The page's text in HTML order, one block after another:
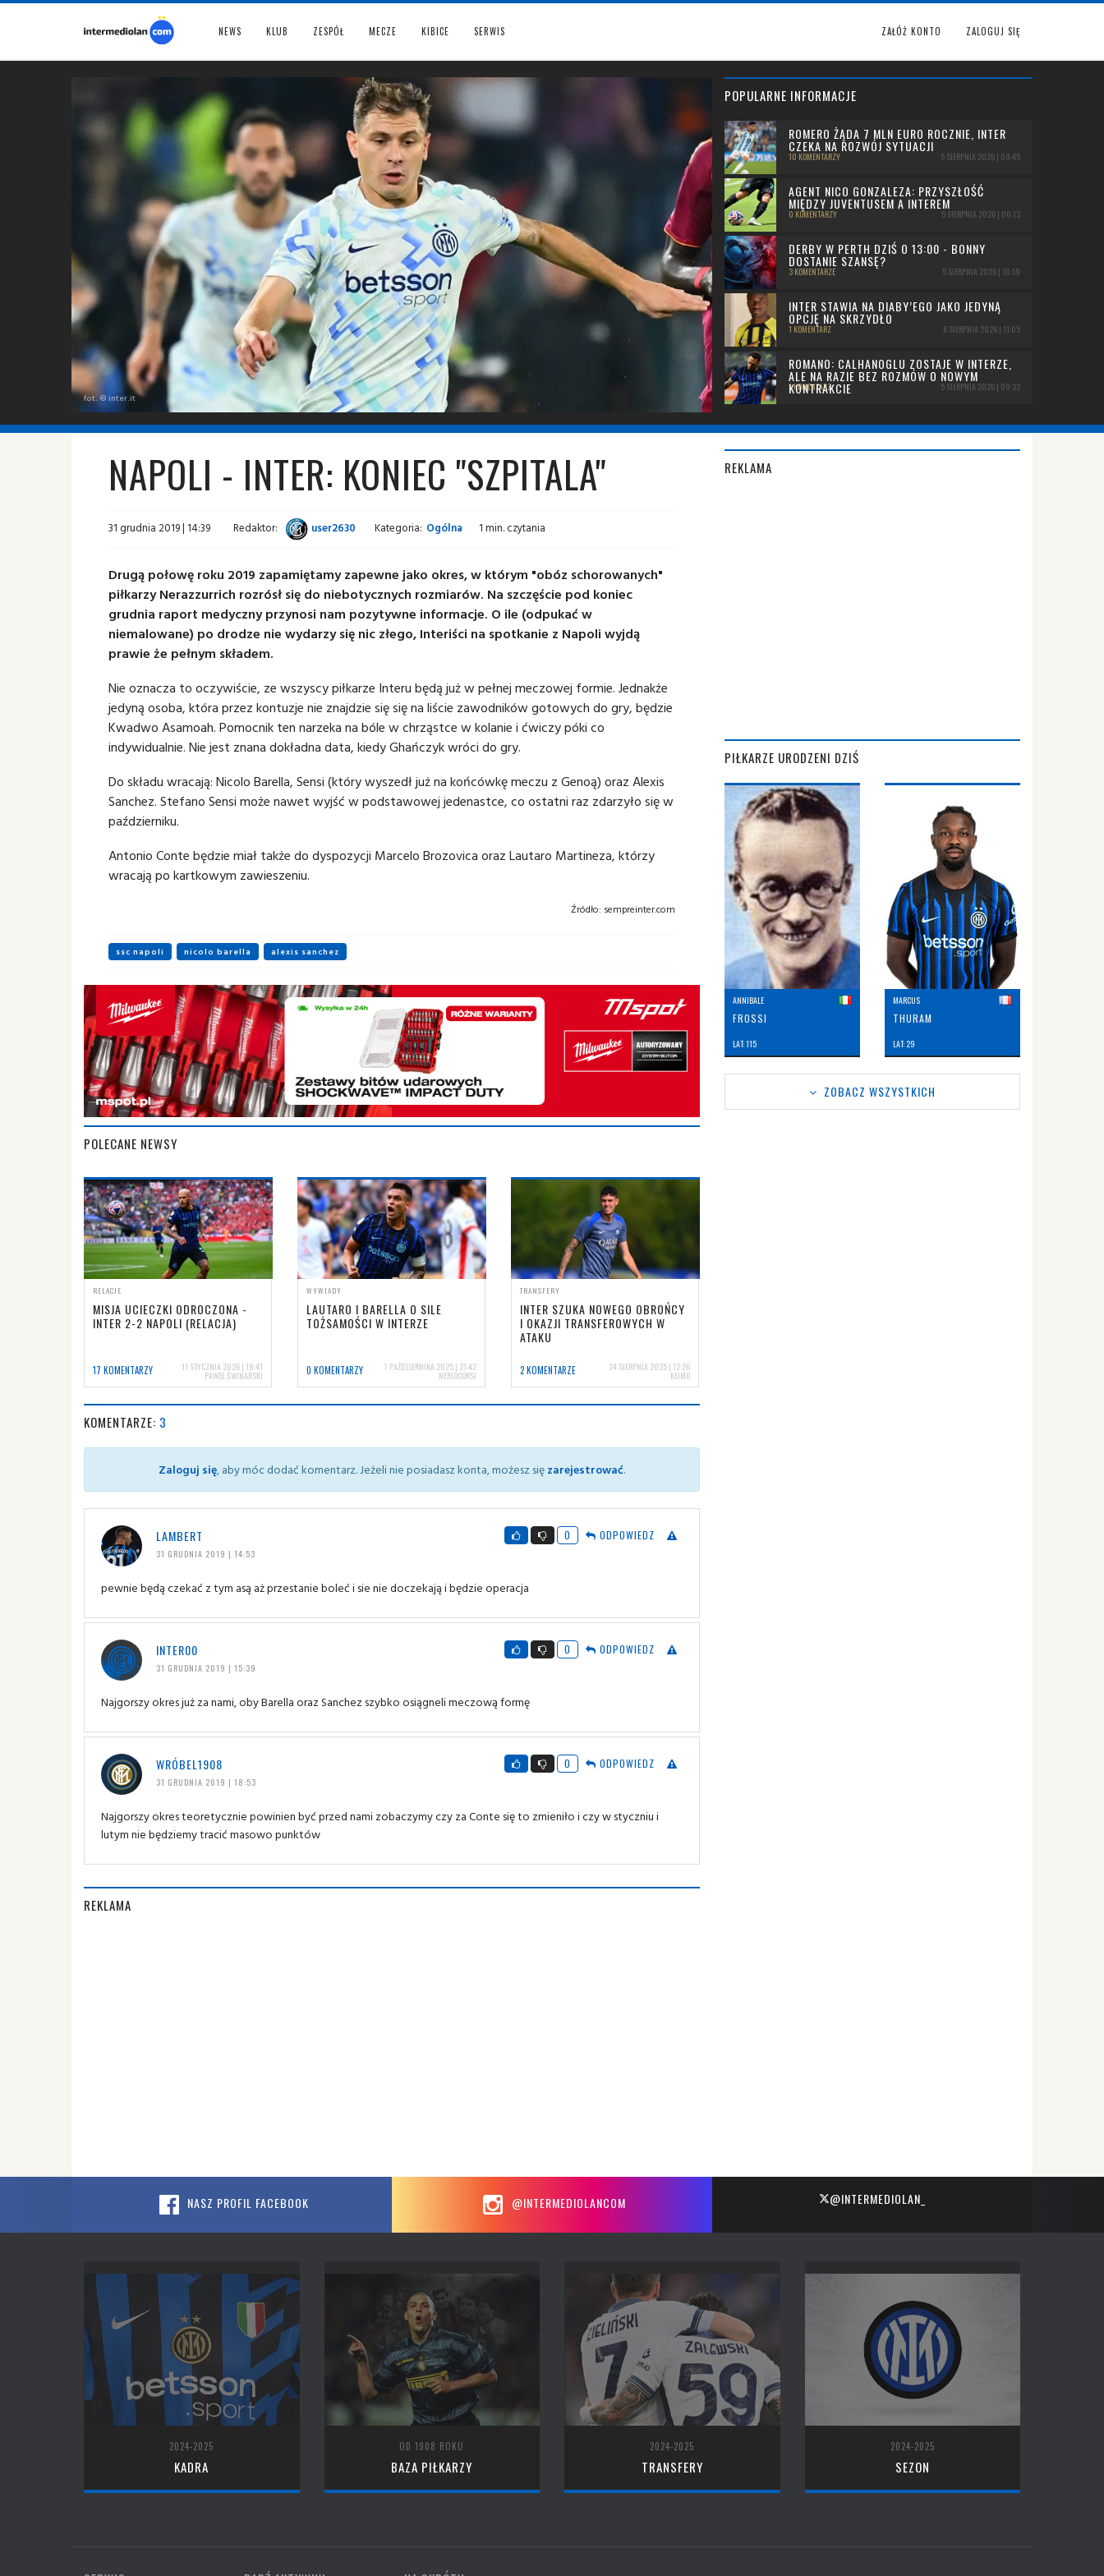
NEWS KLUB ZESPÓŁ MECZE KIBICE SERWIS ZAŁÓŻ KONTO ZALOGUJ SIĘ
fot. © inter.it
POPULARNE INFORMACJE
ROMERO ŻĄDA 7 MLN EURO ROCZNIE, INTER
CZEKA NA ROZWÓJ SYTUACJI
10 KOMENTARZY 5 SIERPNIA 2026 | 09:45
AGENT NICO GONZALEZA: PRZYSZŁOŚĆ
MIĘDZY JUVENTUSEM A INTEREM
0 KOMENTARZY 5 SIERPNIA 2026 | 00:13
DERBY W PERTH DZIŚ O 13:00 - BONNY
DOSTANIE SZANSĘ?
3 KOMENTARZE 5 SIERPNIA 2026 | 10:19
INTER STAWIA NA DIABY’EGO JAKO JEDYNĄ
OPCJĘ NA SKRZYDŁO
1 KOMENTARZ 6 SIERPNIA 2026 | 11:05
ROMANO: CALHANOGLU ZOSTAJE W INTERZE,
ALE NA RAZIE BEZ ROZMÓW O NOWYM
KONTRAKCIE
1 KOMENTARZ 5 SIERPNIA 2026 | 09:32
NAPOLI - INTER: KONIEC "SZPITALA"
31 grudnia 2019 | 14:39 Redaktor: user2630 Kategoria: Ogólna 1 min. czytania
Drugą połowę roku 2019 zapamiętamy zapewne jako okres, w którym "obóz schorowanych"
piłkarzy Nerazzurrich rozrósł się do niebotycznych rozmiarów. Na szczęście pod koniec
grudnia raport medyczny przynosi nam pozytywne informacje. O ile (odpukać w
niemalowane) po drodze nie wydarzy się nic złego, Interiści na spotkanie z Napoli wyjdą
prawie że pełnym składem.
Nie oznacza to oczywiście, ze wszyscy piłkarze Interu będą już w pełnej meczowej formie. Jednakże
jedyną osoba, która przez kontuzje nie znajdzie się się na liście zawodników gotowych do gry, będzie
Kwadwo Asamoah. Pomocnik ten narzeka na bóle w chrząstce w kolanie i ćwiczy póki co
indywidualnie. Nie jest znana dokładna data, kiedy Ghańczyk wróci do gry.
Do składu wracają: Nicolo Barella, Sensi (który wyszedł już na końcówkę meczu z Genoą) oraz Alexis
Sanchez. Stefano Sensi może nawet wyjść w podstawowej jedenastce, co ostatni raz zdarzyło się w
październiku.
Antonio Conte będzie miał także do dyspozycji Marcelo Brozovica oraz Lautaro Martineza, którzy
wracają po kartkowym zawieszeniu.
Źródło: sempreinter.com
ssc napoli nicolo barella alexis sanchez
POLECANE NEWSY
RELACJE
MISJA UCIECZKI ODROCZONA -
INTER 2-2 NAPOLI (RELACJA)
17 KOMENTARZY 11 STYCZNIA 2026 | 19:41
PAWEŁ ŚWINARSKI
WYWIADY
LAUTARO I BARELLA O SILE
TOŻSAMOŚCI W INTERZE
0 KOMENTARZY 7 PAŹDZIERNIKA 2025 | 21:42
NERIOCORSI
TRANSFERY
INTER SZUKA NOWEGO OBROŃCY
I OKAZJI TRANSFEROWYCH W
ATAKU
2 KOMENTARZE 24 SIERPNIA 2025 | 12:26
KEJMO
KOMENTARZE: 3
Zaloguj się, aby móc dodać komentarz. Jeżeli nie posiadasz konta, możesz sięzarejestrować.
LAMBERT
31 GRUDNIA 2019 | 14:53
0 ODPOWIEDZ
pewnie będą czekać z tym asą aż przestanie boleć i sie nie doczekają i będzie operacja
INTER00
31 GRUDNIA 2019 | 15:39
0 ODPOWIEDZ
Najgorszy okres już za nami, oby Barella oraz Sanchez szybko osiągneli meczową formę
WRÓBEL1908
31 GRUDNIA 2019 | 18:53
0 ODPOWIEDZ
Najgorszy okres teoretycznie powinien być przed nami zobaczymy czy za Conte się to zmieniło i czy w styczniu i
lutym nie będziemy tracić masowo punktów
REKLAMA
REKLAMA
PIŁKARZE URODZENI DZIŚ
ANNIBALE
FROSSI
LAT: 115
MARCUS
THURAM
LAT: 29
ZOBACZ WSZYSTKICH
NASZ PROFIL FACEBOOK @INTERMEDIOLANCOM @INTERMEDIOLAN_
2024-2025
KADRA
OD 1908 ROKU
BAZA PIŁKARZY
2024-2025
TRANSFERY
2024-2025
SEZON